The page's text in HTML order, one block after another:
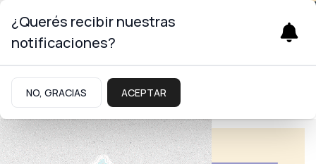
¿Querés recibir nuestras
notificaciones?
NO, GRACIAS ACEPTAR